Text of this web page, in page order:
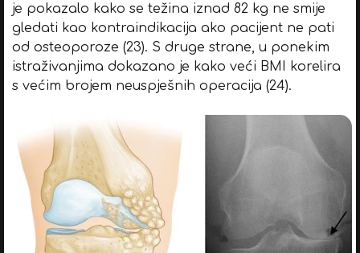
je pokazalo kako se težina iznad 82 kg ne smije
gledati kao kontraindikacija ako pacijent ne pati
od osteoporoze (23). S druge strane, u ponekim
istraživanjima dokazano je kako veći BMI korelira
s većim brojem neuspješnih operacija (24).